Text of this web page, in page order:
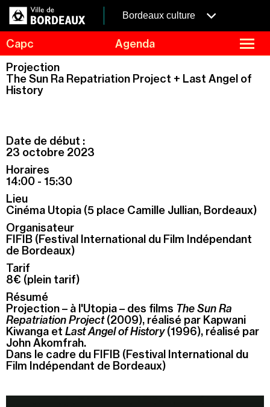
Aller
contenu
principal
menubordeaux
Bordeaux culture
Capc Agenda
fermer
le
menu
Menu
de
Agenda
Expositions
Collection
Le Capc
Résidences
Mécénat et privatisation
Infos pratiques
Menu
Recherche
Recherche
Prochainement
Projection
The Sun Ra Repatriation Project + Last Angel of
History
Date de début :
23 octobre 2023
Horaires
14:00 - 15:30
Lieu
Cinéma Utopia (5 place Camille Jullian, Bordeaux)
Organisateur
FIFIB (Festival International du Film Indépendant
de Bordeaux)
Tarif
8€ (plein tarif)
Résumé
Projection– à l'Utopia– des films The Sun Ra
Repatriation Project(2009), réalisé par Kapwani
Kiwanga et Last Angel of History(1996), réalisé par
John Akomfrah.
Dans le cadre du FIFIB (Festival International du
Film Indépendant de Bordeaux)
Panneau de gestion des cookies